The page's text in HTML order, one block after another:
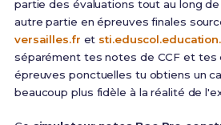
partie des évaluations tout au long
autre partie en épreuves finales
versailles.fr et
séparément tes notes de CCF et tes
épreuves ponctuelles tu obtiens un
beaucoup plus fidèle à la réalité de